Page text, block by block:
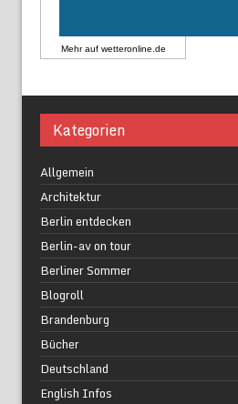
Mehr auf wetteronline.de
Kategorien
Allgemein
Architektur
Berlin entdecken
Berlin-av on tour
Berliner Sommer
Blogroll
Brandenburg
Bücher
Deutschland
English Infos